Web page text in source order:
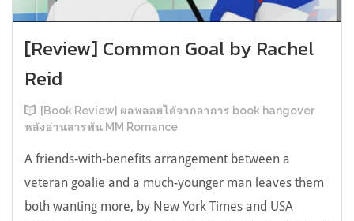
[Review] Common Goal by Rachel
Reid
[Book Review] ผลพลอยได้จากอาการ book hangover
หลังอ่านสารพัน MM Romance
A friends-with-benefits arrangement between a
veteran goalie and a much-younger man leaves them
both wanting more, by New York Times and USA